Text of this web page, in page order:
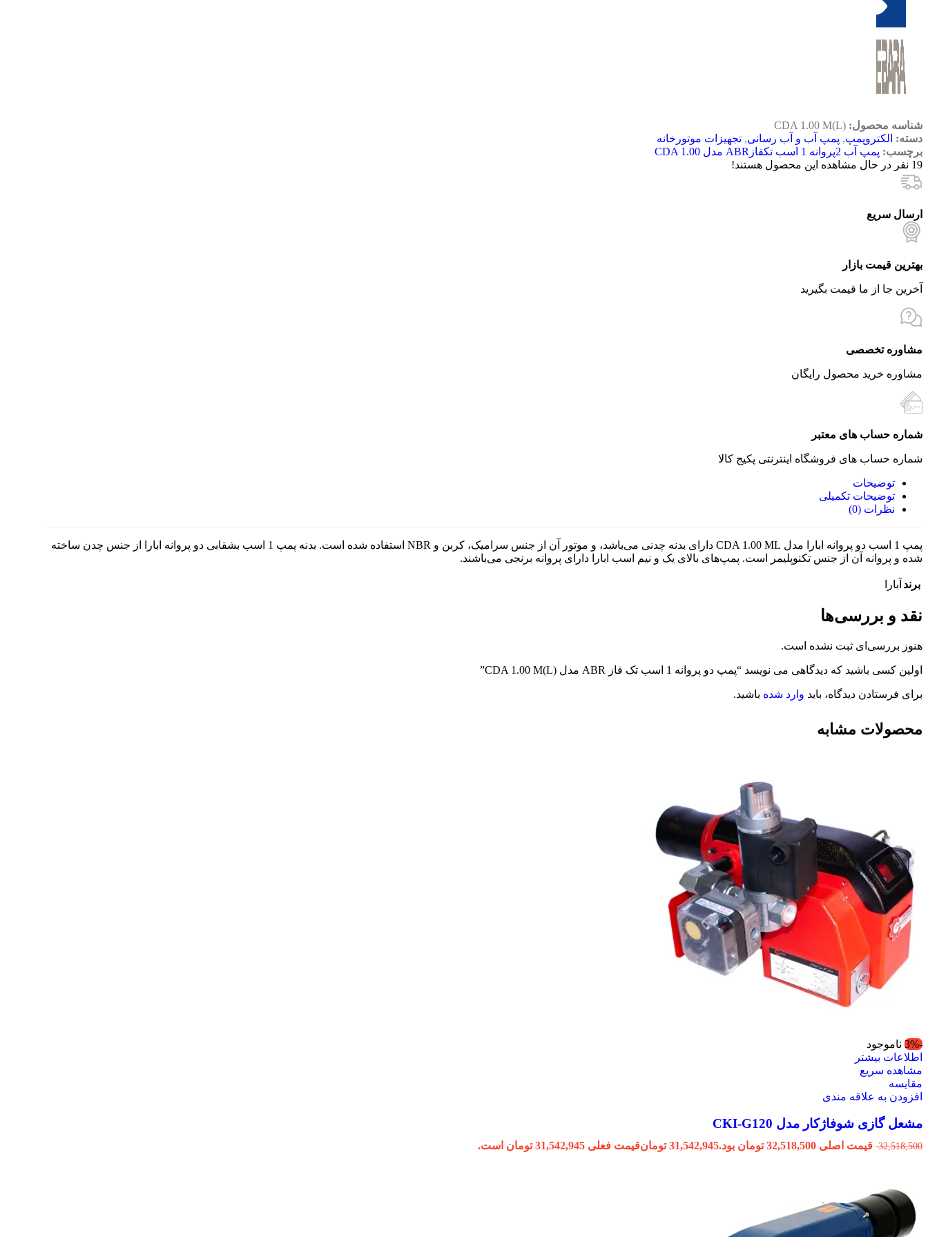
شناسه محصول: CDA 1.00 M(L)
دسته: الکتروپمپ, پمپ آب و آب رسانی, تجهیزات موتورخانه
برچسب: پمپ آب 2پروانه 1 اسب تکفازABR مدل CDA 1.00
19 نفر در حال مشاهده این محصول هستند!
ارسال سریع
بهترین قیمت بازار
آخرین جا از ما قیمت بگیرید
مشاوره تخصصی
مشاوره خرید محصول رایگان
شماره حساب های معتبر
شماره حساب های فروشگاه اینترنتی پکیج کالا
توضیحات
توضیحات تکمیلی
نظرات (0)
پمپ 1 اسب دو پروانه ابارا مدل CDA 1.00 ML دارای بدنه چدنی می‌باشد، و موتور آن از جنس سرامیک، کربن و NBR استفاده شده است. بدنه پمپ 1 اسب بشقابی دو پروانه ابارا از جنس چدن ساخته
شده و پروانه آن از جنس تکنوپلیمر است. پمپ‌های بالای یک و نیم اسب ابارا دارای پروانه برنجی می‌باشند.
برند آبارا
نقد و بررسی‌ها
هنوز بررسی‌ای ثبت نشده است.
اولین کسی باشید که دیدگاهی می نویسد “پمپ دو پروانه 1 اسب تک فاز ABR مدل (CDA 1.00 M(L”
برای فرستادن دیدگاه، باید وارد شده باشید.
محصولات مشابه
-3%
ناموجود
اطلاعات بیشتر
مشاهده سریع
مقایسه
افزودن به علاقه مندی
مشعل گازی شوفاژکار مدل CKI-G120
32,518,500 قیمت اصلی 32,518,500 تومان بود. 31,542,945 تومانقیمت فعلی 31,542,945 تومان است.